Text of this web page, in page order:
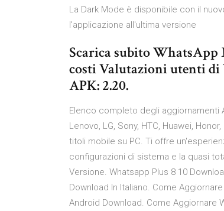
La Dark Mode è disponibile con il
l'applicazione all'ultima versione
Scarica subito WhatsApp
costi Valutazioni utenti di
APK: 2.20.
Elenco completo degli aggiornamenti
Lenovo, LG, Sony, HTC, Huawei,
titoli mobile su PC. Ti offre
configurazioni di sistema e la quasi
Versione. Whatsapp Plus 8 10
Download In Italiano. Come
Android Download. Come Aggiornare